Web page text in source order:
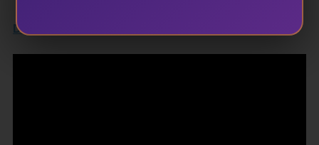
Dekartcom.net